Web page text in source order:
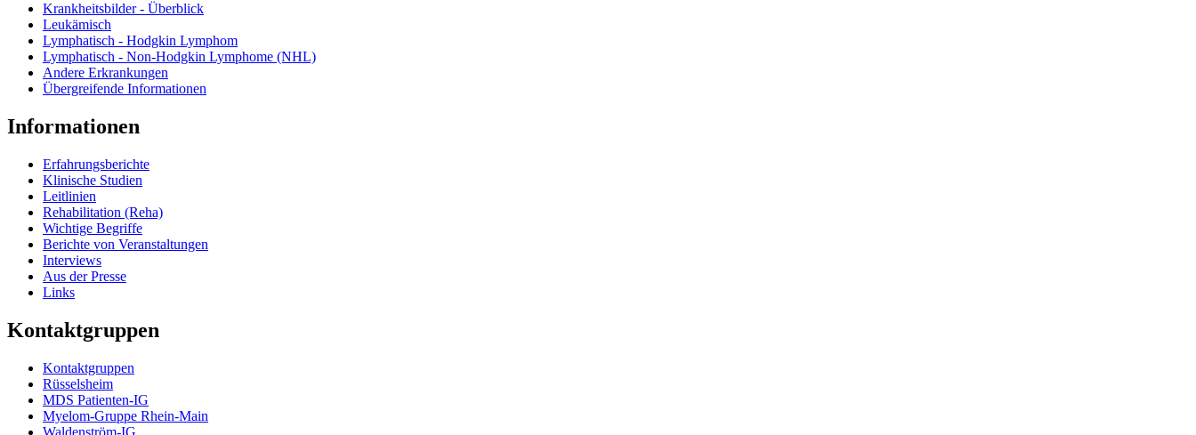
Krankheitsbilder - Überblick
Leukämisch
Lymphatisch - Hodgkin Lymphom
Lymphatisch - Non-Hodgkin Lymphome (NHL)
Andere Erkrankungen
Übergreifende Informationen
Informationen
Erfahrungsberichte
Klinische Studien
Leitlinien
Rehabilitation (Reha)
Wichtige Begriffe
Berichte von Veranstaltungen
Interviews
Aus der Presse
Links
Kontaktgruppen
Kontaktgruppen
Rüsselsheim
MDS Patienten-IG
Myelom-Gruppe Rhein-Main
Waldenström-IG